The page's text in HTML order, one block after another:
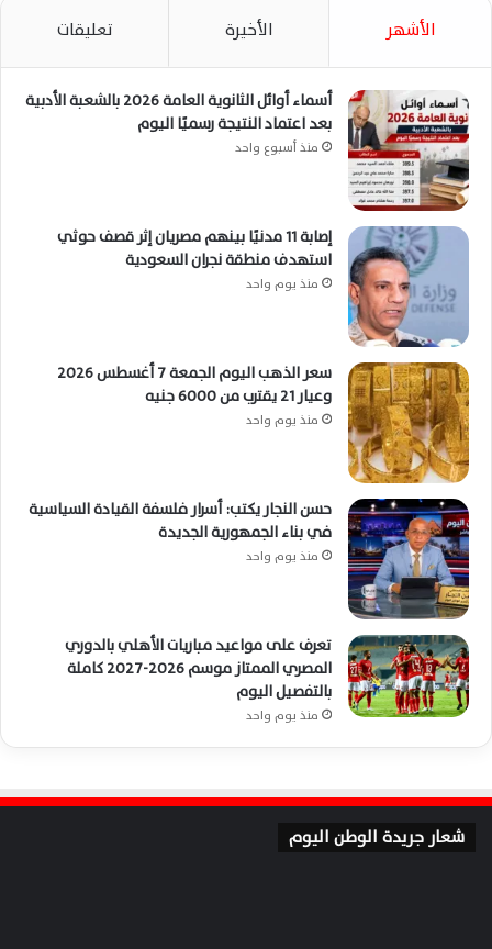
الأشهر الأخيرة تعليقات
أسماء أوائل الثانوية العامة 2026 بالشعبة الأدبية
بعد اعتماد النتيجة رسميًا اليوم
منذ أسبوع واحد
إصابة 11 مدنيًا بينهم مصريان إثر قصف حوثي
استهدف منطقة نجران السعودية
منذ يوم واحد
سعر الذهب اليوم الجمعة 7 أغسطس 2026
وعيار 21 يقترب من 6000 جنيه
منذ يوم واحد
حسن النجار يكتب: أسرار فلسفة القيادة السياسية
في بناء الجمهورية الجديدة
منذ يوم واحد
تعرف على مواعيد مباريات الأهلي بالدوري
المصري الممتاز موسم 2026-2027 كاملة
بالتفصيل اليوم
منذ يوم واحد
شعار جريدة الوطن اليوم